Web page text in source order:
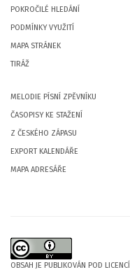
POKROČILÉ HLEDÁNÍ
PODMÍNKY VYUŽITÍ
MAPA STRÁNEK
TIRÁŽ
MELODIE PÍSNÍ ZPĚVNÍKU
ČASOPISY KE STAŽENÍ
Z ČESKÉHO ZÁPASU
EXPORT KALENDÁŘE
MAPA ADRESÁŘE
OBSAH JE PUBLIKOVÁN POD LICENCÍ